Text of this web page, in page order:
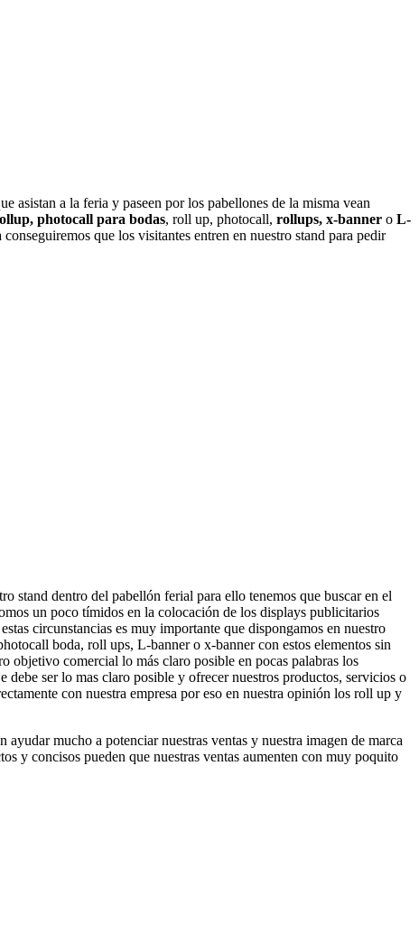
asistan a la feria y paseen por los pabellones de la misma vean
photocall para bodas, roll up, photocall, rollups, x-banner o L-
que los visitantes entren en nuestro stand para pedir
stand dentro del pabellón ferial para ello tenemos que buscar en el
un poco tímidos en la colocación de los displays publicitarios
circunstancias es muy importante que dispongamos en nuestro
boda, roll ups, L-banner o x-banner con estos elementos sin
objetivo comercial lo más claro posible en pocas palabras los
debe ser lo mas claro posible y ofrecer nuestros productos, servicios o
con nuestra empresa por eso en nuestra opinión los roll up y
mucho a potenciar nuestras ventas y nuestra imagen de marca
y concisos pueden que nuestras ventas aumenten con muy poquito